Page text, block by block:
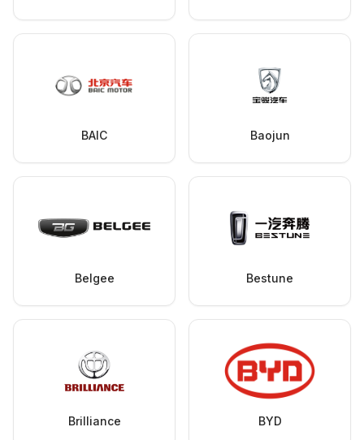
BAIC Baojun
Belgee Bestune
Brilliance BYD